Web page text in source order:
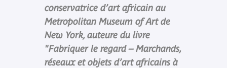
conservatrice d’art africain au
Metropolitan Museum of Art de
New York, auteure du livre
"Fabriquer le regard – Marchands,
réseaux et objets d’art africains à